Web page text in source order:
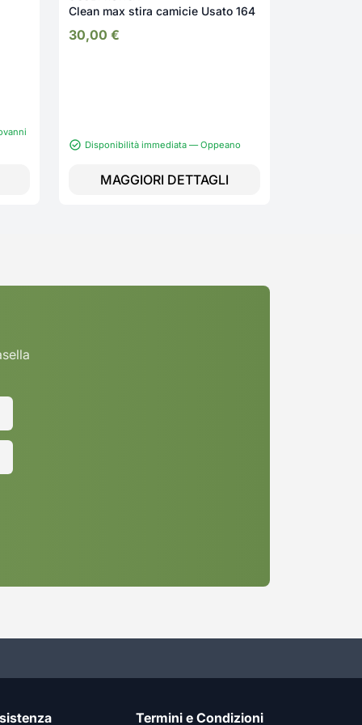
Clean max stira camicie Usato 164
30,00 €
Disponibilità immediata — Oppeano
MAGGIORI DETTAGLI
Termini e Condizioni